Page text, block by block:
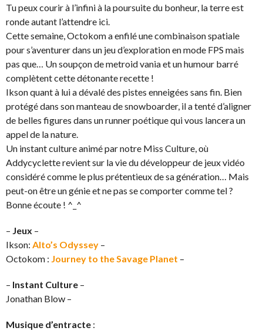
Tu peux courir à l’infini à la poursuite du bonheur, la terre est
ronde autant l’attendre ici.
Cette semaine, Octokom a enfilé une combinaison spatiale
pour s’aventurer dans un jeu d’exploration en mode FPS mais
pas que… Un soupçon de metroid vania et un humour barré
complètent cette détonante recette !
Ikson quant à lui a dévalé des pistes enneigées sans fin. Bien
protégé dans son manteau de snowboarder, il a tenté d’aligner
de belles figures dans un runner poétique qui vous lancera un
appel de la nature.
Un instant culture animé par notre Miss Culture, où
Addycyclette revient sur la vie du développeur de jeux vidéo
considéré comme le plus prétentieux de sa génération… Mais
peut-on être un génie et ne pas se comporter comme tel ?
Bonne écoute ! ^_^
– Jeux –
Ikson: Alto’s Odyssey –
Octokom : Journey to the Savage Planet –
– Instant Culture –
Jonathan Blow –
Musique d’entracte :